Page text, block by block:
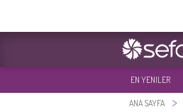
EN YENILER
ANA SAYFA >